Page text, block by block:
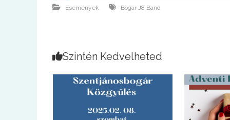
Események Bogár J8 Band
Szintén Kedvelheted